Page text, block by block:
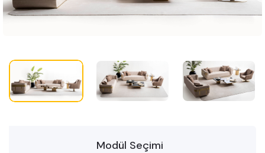
Modül Seçimi